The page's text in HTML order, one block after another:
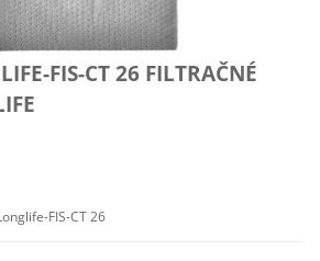
FIS-CT 26 FILTRAČNÉ
FIS-CT 26